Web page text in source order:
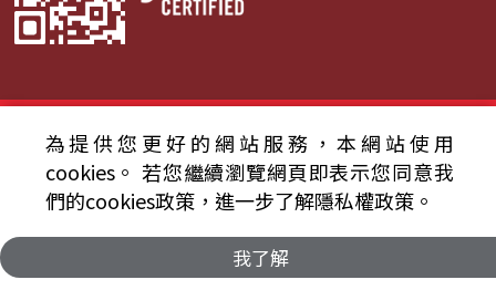
© 2024財團法人中央廣播電臺 版權所有
資通安全政策聲明
服務條款 隱私權條款
為提供您更好的網站服務，本網站使用
cookies。 若您繼續瀏覽網頁即表示您同意我
們的cookies政策，進一步了解隱私權政策。
我了解